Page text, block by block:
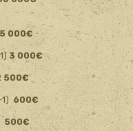
3 000€
600€